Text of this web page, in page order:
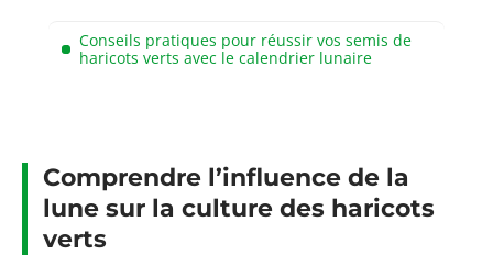
Conseils pratiques pour réussir vos semis de
haricots verts avec le calendrier lunaire
Comprendre l’influence de la
lune sur la culture des haricots
verts